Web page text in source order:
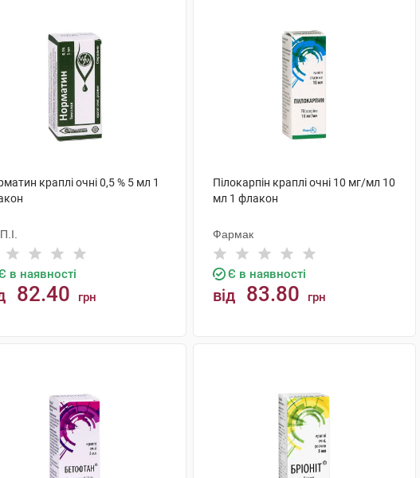
краплі очні 0,5 % 5 мл 1
в наявності
82.40 грн
Пілокарпін краплі очні 10 мг/мл 10
мл 1 флакон
Фармак
Є в наявності
від 83.80 грн